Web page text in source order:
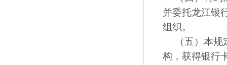
并委托龙江银
组织。
（五）本
构，获得银行